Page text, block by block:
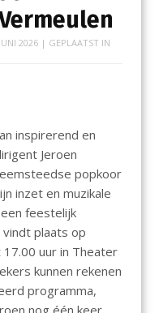
2026| GEPLAATST IN
inspirerend en
Jeroen
popkoor
inzet en muzikale
feestelijk
plaats op
uur in Theater
kunnen rekenen
programma,
nog één keer